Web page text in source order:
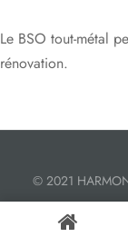
Le BSO tout-métal
rénovation.
© 2021